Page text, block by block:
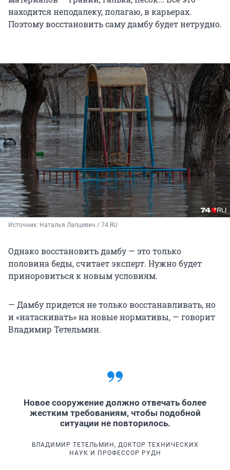
находится неподалеку, полагаю, в карьерах.
Поэтому восстановить саму дамбу будет нетрудно.
Источник: Наталья Лапцевич / 74.RU
Однако восстановить дамбу — это только
половина беды, считает эксперт. Нужно будет
приноровиться к новым условиям.
— Дамбу придется не только восстанавливать, но
и «натаскивать» на новые нормативы, — говорит
Владимир Тетельмин.
Новое сооружение должно отвечать более
жестким требованиям, чтобы подобной
ситуации не повторилось.
ВЛАДИМИР ТЕТЕЛЬМИН, ДОКТОР ТЕХНИЧЕСКИХ
НАУК И ПРОФЕССОР РУДН